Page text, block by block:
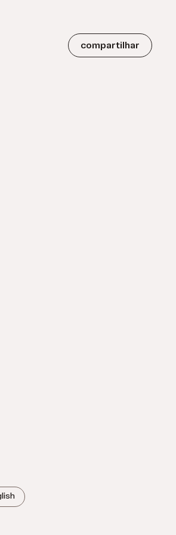
compartilhar